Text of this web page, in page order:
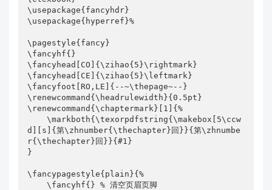
    {    \frontmatter
        \pagenumbering{roman}
        \tableofcontents   %生成目录
    }
    \chapter{title} \chapter{title} \chapter{titl
e} \chapter{title} \chapter{title}
e} \chapter{title} \chapter{title}
    \chapter{title} \chapter{title} \chapter{titl
e} \chapter{title} \chapter{title}
e} \chapter{title} \chapter{title}
\usepackage{fancyhdr}
\usepackage{hyperref}%
\pagestyle{fancy}
\fancyhf{}
\fancyhead[CO]{\zihao{5}\rightmark}
\fancyhead[CE]{\zihao{5}\leftmark}
\fancyfoot[RO,LE]{--~\thepage~--}
\renewcommand{\headrulewidth}{0.5pt}
\renewcommand{\chaptermark}[1]{%
    \markboth{\texorpdfstring{\makebox[5\ccw
d][s]{第\zhnumber{\thechapter}回}}{第\zhnumbe
r{\thechapter}回}}{#1}
}
\fancypagestyle{plain}{%
    \fancyhf{} % 清空页眉页脚